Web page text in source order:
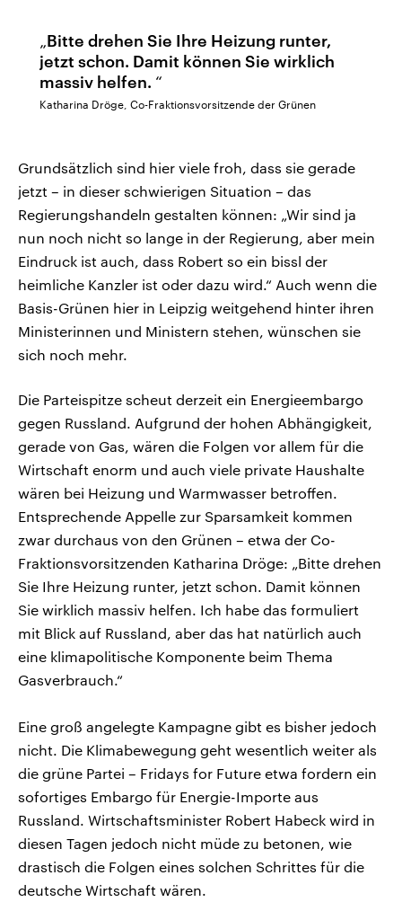
Bitte drehen Sie Ihre Heizung runter,
jetzt schon. Damit können Sie wirklich
massiv helfen.
Katharina Dröge, Co-Fraktionsvorsitzende der Grünen
Grundsätzlich sind hier viele froh, dass sie gerade
jetzt – in dieser schwierigen Situation – das
Regierungshandeln gestalten können: „Wir sind ja
nun noch nicht so lange in der Regierung, aber mein
Eindruck ist auch, dass Robert so ein bissl der
heimliche Kanzler ist oder dazu wird.“ Auch wenn die
Basis-Grünen hier in Leipzig weitgehend hinter ihren
Ministerinnen und Ministern stehen, wünschen sie
sich noch mehr.
Die Parteispitze scheut derzeit ein Energieembargo
gegen Russland. Aufgrund der hohen Abhängigkeit,
gerade von Gas, wären die Folgen vor allem für die
Wirtschaft enorm und auch viele private Haushalte
wären bei Heizung und Warmwasser betroffen.
Entsprechende Appelle zur Sparsamkeit kommen
zwar durchaus von den Grünen – etwa der Co-
Fraktionsvorsitzenden Katharina Dröge: „Bitte drehen
Sie Ihre Heizung runter, jetzt schon. Damit können
Sie wirklich massiv helfen. Ich habe das formuliert
mit Blick auf Russland, aber das hat natürlich auch
eine klimapolitische Komponente beim Thema
Gasverbrauch.“
Eine groß angelegte Kampagne gibt es bisher jedoch
nicht. Die Klimabewegung geht wesentlich weiter als
die grüne Partei – Fridays for Future etwa fordern ein
sofortiges Embargo für Energie-Importe aus
Russland. Wirtschaftsminister Robert Habeck wird in
diesen Tagen jedoch nicht müde zu betonen, wie
drastisch die Folgen eines solchen Schrittes für die
deutsche Wirtschaft wären.